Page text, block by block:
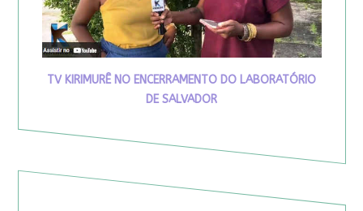
TV KIRIMURÊ NO ENCERRAMENTO DO LABORATÓRIO
DE SALVADOR